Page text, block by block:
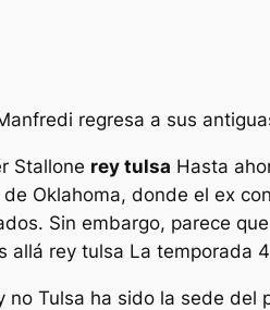
regresa a sus
Stallone rey tulsa Hasta
de Oklahoma, donde el ex
Sin embargo, parece
allá rey tulsa La temporada
no Tulsa ha sido la sede del